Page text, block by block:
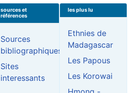
sources et
références
Sources
bibliographiques
Sites
interessants
les plus lu
Ethnies de
Madagascar
Les Papous
Les Korowai